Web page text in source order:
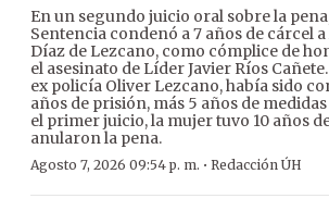
En un segundo juicio oral sobre la
Sentencia condenó a 7 años de cárcel
Díaz de Lezcano, como cómplice de
el asesinato de Líder Javier Ríos
ex policía Oliver Lezcano, había sido
años de prisión, más 5 años de
el primer juicio, la mujer tuvo 10 años
anularon la pena.
Agosto 7, 2026 09:54 p. m. · Redacción ÚH